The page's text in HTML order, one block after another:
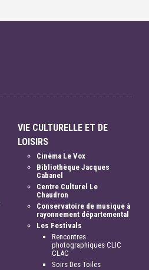
VIE CULTURELLE ET DE
LOISIRS
Cinéma Le Vox
Bibliothèque Jacques
Cabanel
Centre Culturel Le
Chaudron
Conservatoire de musique à
rayonnement départemental
Les Festivals
Rencontres
photographiques CLIC
CLAC
Soirs Des Toiles